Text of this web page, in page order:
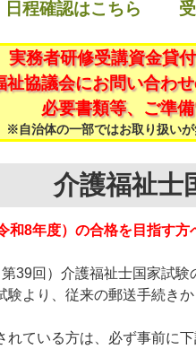
日程確認はこちら
実務者研修受講資金貸
祉協議会にお問い合わ
必要書類等、ご準備
※自治体の一部ではお取り扱いが
介護福祉士
和8年度）の合格を目指す方
39回）介護福祉士国家試験
験より、従来の郵送手続き
れている方は、必ず事前に下